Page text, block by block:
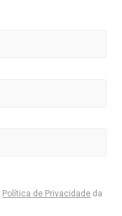
Política de Privacidade da